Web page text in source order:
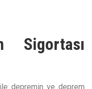
Sigortası
depremin ve deprem